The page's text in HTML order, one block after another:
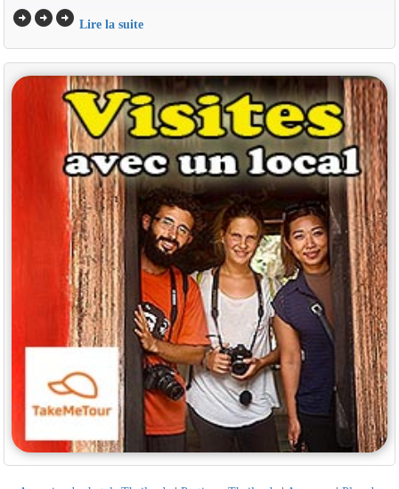
arrow_circle_rightarrow_circle_rightarrow_circle_right Lire la suite